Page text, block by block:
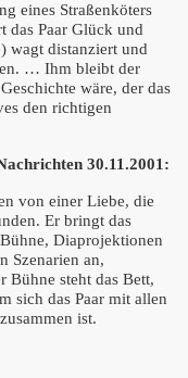
eines Straßenköters
das Paar Glück und
wagt distanziert und
… Ihm bleibt der
wäre, der das
den richtigen
30.11.2001:
von einer Liebe, die
Er bringt das
Diaprojektionen
Szenarien an,
Bühne steht das Bett,
sich das Paar mit allen
ist.